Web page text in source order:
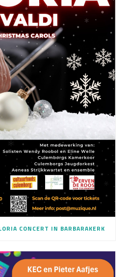
CONCERT IN BARBARAKERK